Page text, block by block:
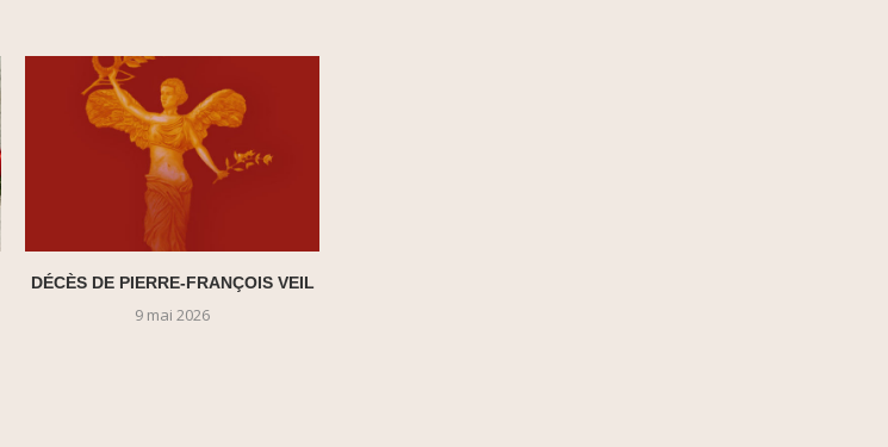
DÉCÈS DE PIERRE-FRANÇOIS VEIL
9 mai 2026